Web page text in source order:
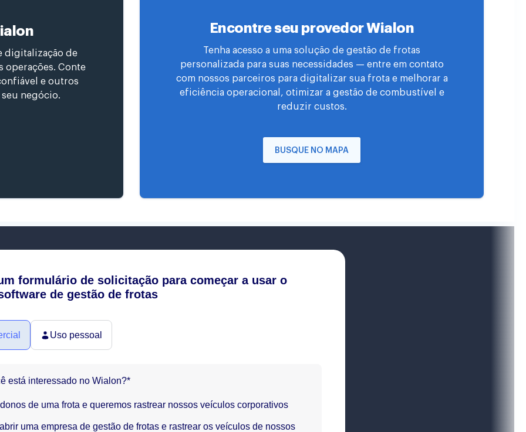
digitalização de
operações. Conte
e outros
negócio.
Encontre seu provedor Wialon
Tenha acesso a uma solução de gestão de frotas
personalizada para suas necessidades — entre em contato
com nossos parceiros para digitalizar sua frota e melhorar a
eficiência operacional, otimizar a gestão de combustível e
reduzir custos.
BUSQUE NO MAPA